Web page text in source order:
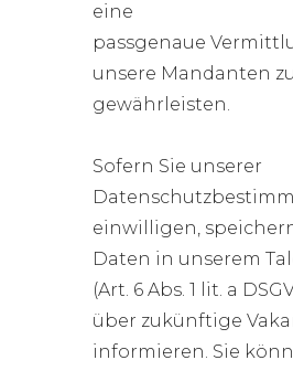
eine
passgenaue
unsere Mandanten zu
gewährleisten.
Sofern Sie unserer
einwilligen,
Daten in unserem
(Art. 6 Abs. 1 lit. a
über zukünftige
informieren. Sie